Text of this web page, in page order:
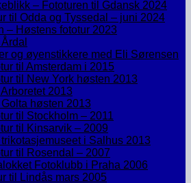
– Fototuren til Gdansk 2024
til Odda og Tyssedal – juni 2024
– Høstens fototur 2023
og øyenstikkere med Eli Sørensen
til Amsterdam i 2015
til New York høsten 2013
2013
høsten 2013
til Stockholm – 2011
til Kinsarvik – 2009
i Salhus 2013
til Rosendal – 2007
Fotoklubb i Praha 2006
til Lindås mars 2005